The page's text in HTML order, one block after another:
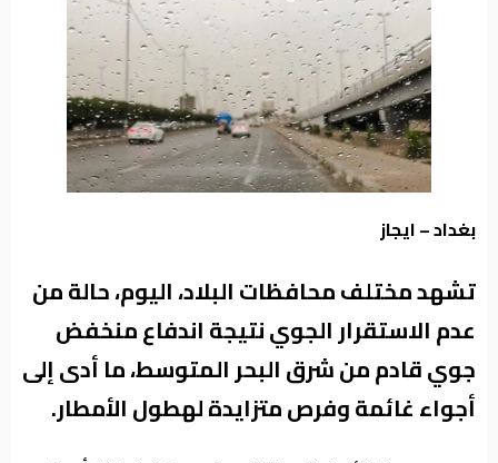
بغداد – ايجاز
تشهد مختلف محافظات البلاد، اليوم، حالة من
عدم الاستقرار الجوي نتيجة اندفاع منخفض
جوي قادم من شرق البحر المتوسط، ما أدى إلى
أجواء غائمة وفرص متزايدة لهطول الأمطار.